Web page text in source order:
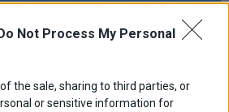
Not Process My Personal
the sale, sharing to third parties, or
or sensitive information for